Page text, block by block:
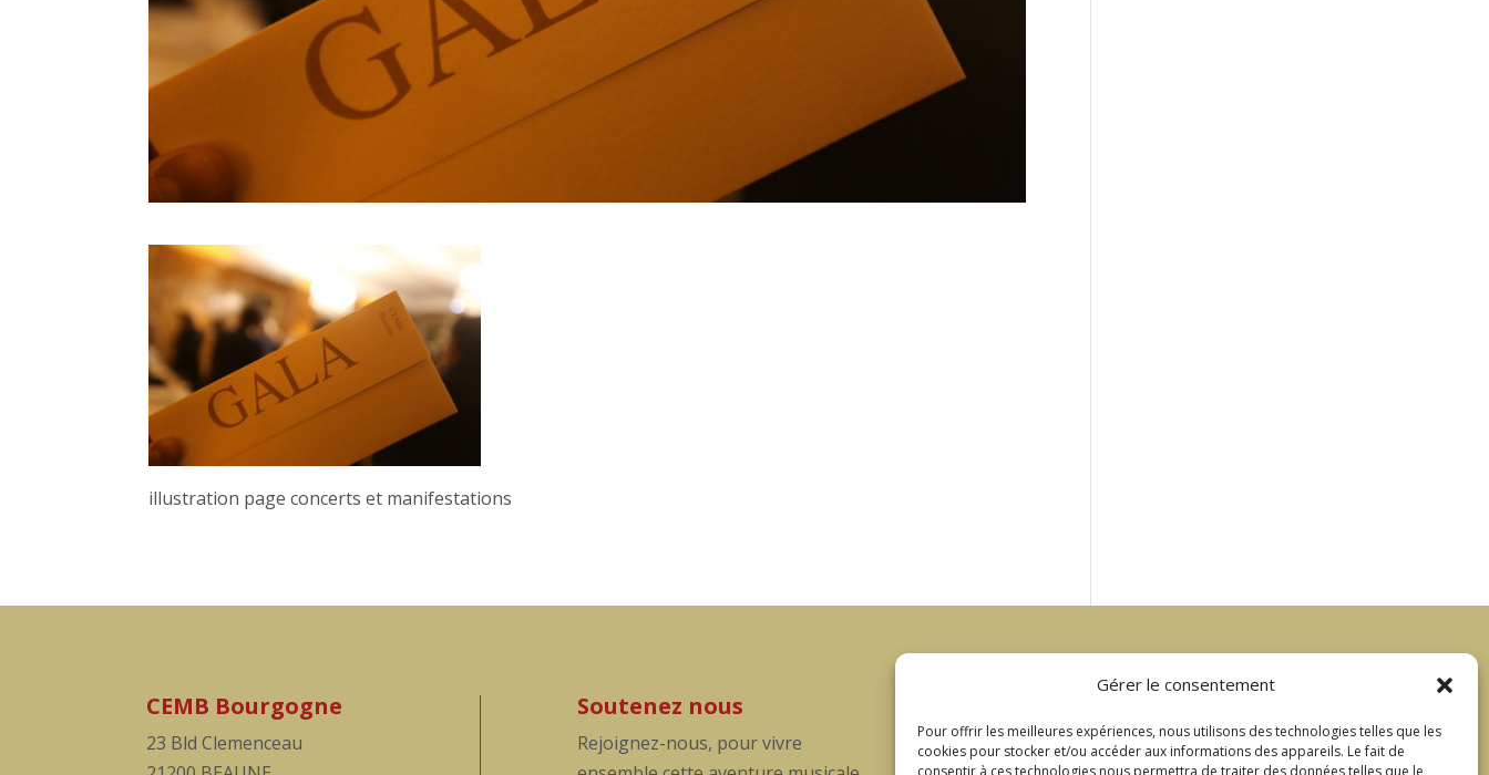
Gérer le consentement
Pour offrir les meilleures expériences, nous utilisons des technologies telles que les
cookies pour stocker et/ou accéder aux informations des appareils. Le fait de
consentir à ces technologies nous permettra de traiter des données telles que le
illustration page concerts et manifestations
CEMB Bourgogne
23 Bld Clemenceau
Soutenez nous
Rejoignez-nous, pour vivre
Mentions légales